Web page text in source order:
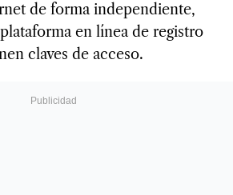
de forma independiente,
en línea de registro
claves de acceso.